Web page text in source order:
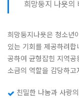
희망둥지 나욧의
희망둥지나욧은 청소년
있는 기회를 제공하려
공하여 균형잡힌 지역
소금의 역할을 감당하고
친밀한 나눔과 사랑